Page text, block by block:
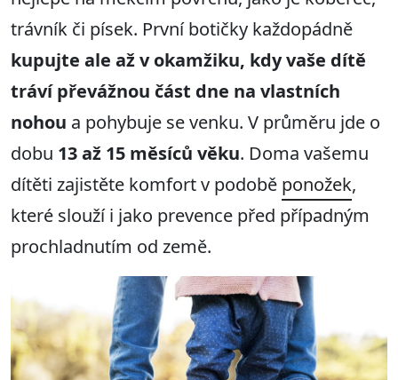
trávník či písek. První botičky každopádně
kupujte ale až v okamžiku, kdy vaše dítě
tráví převážnou část dne na vlastních
nohou a pohybuje se venku. V průměru jde o
dobu 13 až 15 měsíců věku. Doma vašemu
dítěti zajistěte komfort v podobě ponožek,
které slouží i jako prevence před případným
prochladnutím od země.